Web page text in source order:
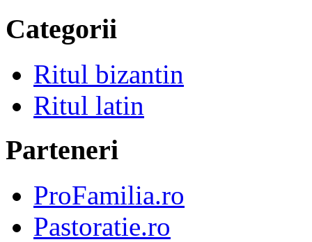
Categorii
Ritul bizantin
Ritul latin
Parteneri
ProFamilia.ro
Pastoratie.ro